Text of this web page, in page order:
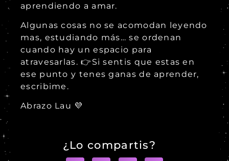
aprendiendo a amar.
Algunas cosas no se acomodan leyendo
mas, estudiando más… se ordenan
cuando hay un espacio para
atravesarlas. 👉Si sentis que estas en
ese punto y tenes ganas de aprender,
escribime.
Abrazo Lau 💜
¿Lo compartis?